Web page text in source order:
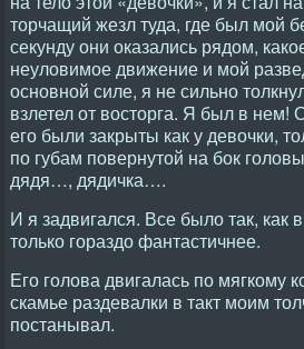
торчащий жезл туда, где был мой
секунду они оказались рядом,
неуловимое движение и мой
основной силе, я не сильно
взлетел от восторга. Я был в нем!
его были закрыты как у девочки,
по губам повернутой на бок
дядя…, дядичка….
И я задвигался. Все было так, как
только гораздо фантастичнее.
Его голова двигалась по мягкому
скамье раздевалки в такт моим
постанывал.